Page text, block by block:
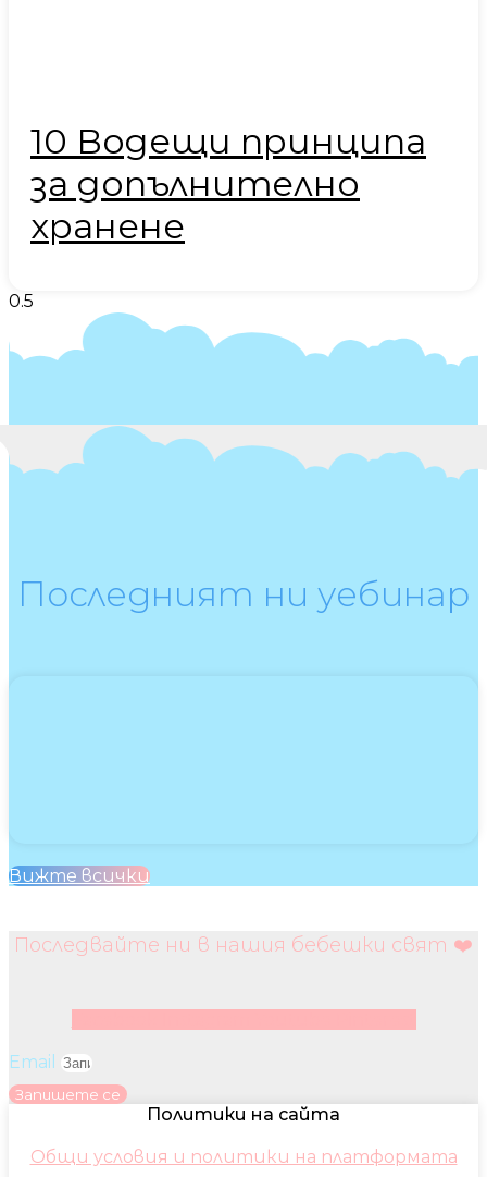
10 Водещи принципа
за допълнително
хранене
Последният ни уебинар
Вижте всички
Последвайте ни в нашия бебешки свят ❤️
Email
Запишете се
Политики на сайта
Общи условия и политики на платформата